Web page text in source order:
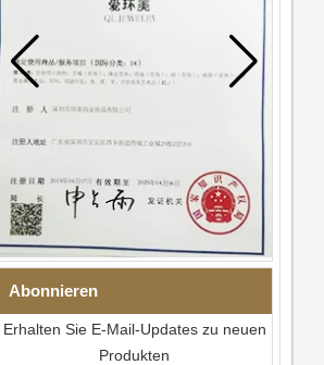
Abonnieren
Erhalten Sie E-Mail-Updates zu neuen
Produkten